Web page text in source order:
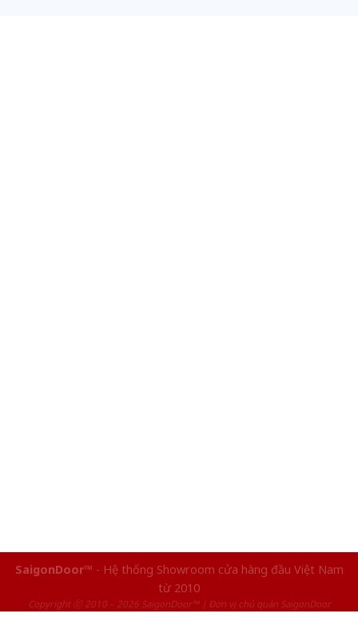
SaigonDoor™ - Hệ thống Showroom cửa hàng đầu Việt Nam
từ 2010
Copyright ⓒ 2010 – 2026 SaigonDoor™ | Đơn vị chủ quản SaigonDoor